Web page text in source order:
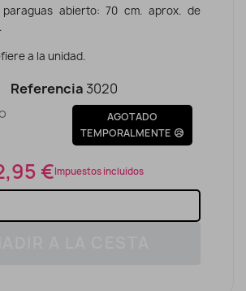
abierto: 70 cm. aprox. de
a la unidad.
Referencia 3020
AGOTADO
TEMPORALMENTE 😥
€Impuestos incluidos